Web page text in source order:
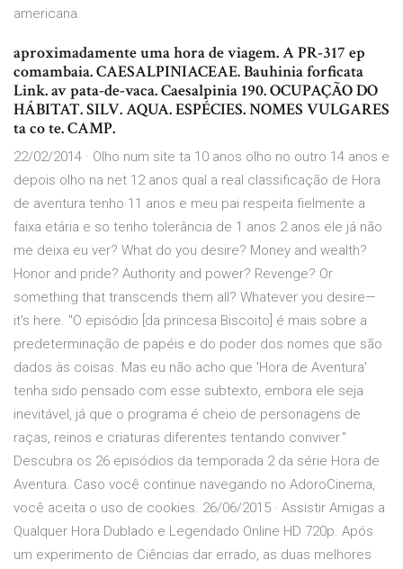
americana.
aproximadamente uma hora de viagem. A PR-317 ep
comambaia. CAESALPINIACEAE. Bauhinia forficata
Link. av pata-de-vaca. Caesalpinia 190. OCUPAÇÃO DO
HÁBITAT. SILV. AQUA. ESPÉCIES. NOMES VULGARES
ta co te. CAMP.
22/02/2014 · Olho num site ta 10 anos olho no outro 14 anos e
depois olho na net 12 anos qual a real classificação de Hora
de aventura tenho 11 anos e meu pai respeita fielmente a
faixa etária e so tenho tolerância de 1 anos 2 anos ele já não
me deixa eu ver? What do you desire? Money and wealth?
Honor and pride? Authority and power? Revenge? Or
something that transcends them all? Whatever you desire—
it's here. "O episódio [da princesa Biscoito] é mais sobre a
predeterminação de papéis e do poder dos nomes que são
dados às coisas. Mas eu não acho que 'Hora de Aventura'
tenha sido pensado com esse subtexto, embora ele seja
inevitável, já que o programa é cheio de personagens de
raças, reinos e criaturas diferentes tentando conviver."
Descubra os 26 episódios da temporada 2 da série Hora de
Aventura. Caso você continue navegando no AdoroCinema,
você aceita o uso de cookies. 26/06/2015 · Assistir Amigas a
Qualquer Hora Dublado e Legendado Online HD 720p. Após
um experimento de Ciências dar errado, as duas melhores